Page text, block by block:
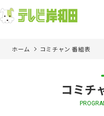
ホーム コミチャン 番組表
コミチ